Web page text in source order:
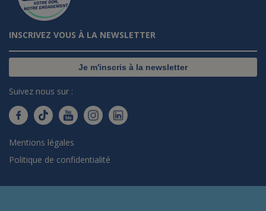
INSCRIVEZ VOUS À LA NEWSLETTER
Je m'inscris à la newsletter
Suivez nous sur :
Mentions légales
Politique de confidentialité